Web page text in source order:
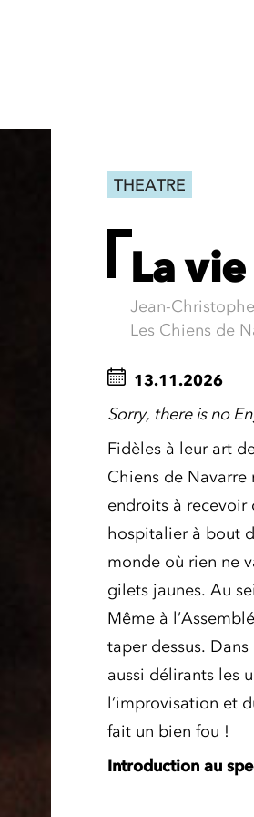
THEATRE
La
Jean-
Les Chiens de
13.11.2026
Sorry, there is no
Fidèles à leur art
Chiens de Navarre
endroits à recevoir
hospitalier à bout
monde où rien ne
gilets jaunes. Au
Même à
taper dessus.
aussi délirants les
l’improvisation et
fait un bien fou !
Introduction au